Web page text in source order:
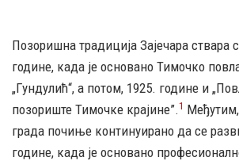
Позоришна традиција Зајечара ствара
године, када је основано Тимочко
„Гундулић“, а потом, 1925. године и
позориште Тимочке крајине”.1
града почиње континуирано да се
године, када је основано